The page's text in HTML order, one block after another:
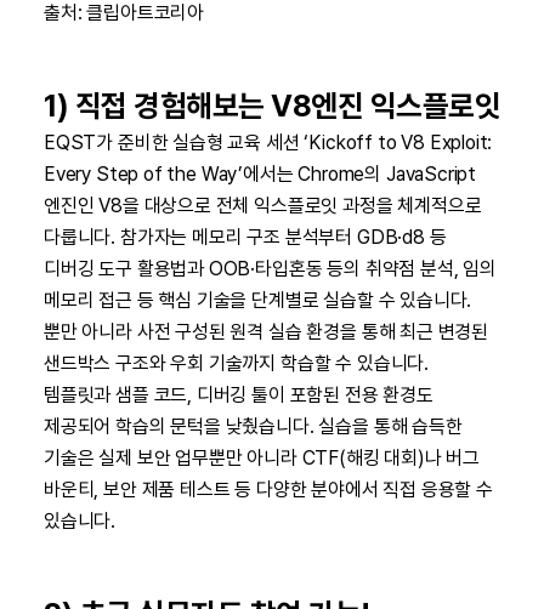
출처: 클립아트코리아
1) 직접 경험해보는 V8엔진 익스플로잇
EQST가 준비한 실습형 교육 세션 ‘Kickoff to V8 Exploit:
Every Step of the Way’에서는 Chrome의 JavaScript
엔진인 V8을 대상으로 전체 익스플로잇 과정을 체계적으로
다룹니다. 참가자는 메모리 구조 분석부터 GDB·d8 등
디버깅 도구 활용법과 OOB·타입혼동 등의 취약점 분석, 임의
메모리 접근 등 핵심 기술을 단계별로 실습할 수 있습니다.
뿐만 아니라 사전 구성된 원격 실습 환경을 통해 최근 변경된
샌드박스 구조와 우회 기술까지 학습할 수 있습니다.
템플릿과 샘플 코드, 디버깅 툴이 포함된 전용 환경도
제공되어 학습의 문턱을 낮췄습니다. 실습을 통해 습득한
기술은 실제 보안 업무뿐만 아니라 CTF(해킹 대회)나 버그
바운티, 보안 제품 테스트 등 다양한 분야에서 직접 응용할 수
있습니다.